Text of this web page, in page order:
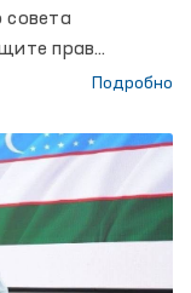
совета
прав
ШанхайскойПодробно